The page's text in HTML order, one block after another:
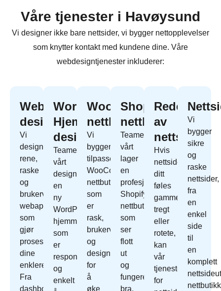
Våre tjenester i Havøysund
Vi designer ikke bare nettsider, vi bygger nettopplevelser
som knytter kontakt med kundene dine. Våre
webdesigntjenester inkluderer:
Webapp
design
Vi
designer
rene,
raske
og
brukervennlige
webapper
som
gjør
prosessene
dine
enklere.
Fra
dashbord
WordPress
Hjemmeside
design
Teamet
vårt
designer
en
ny
WordPress
hjemmeside
som
er
responsivt
og
enkelt
WooCommerce
nettbutikk
Vi
bygger
tilpassede
WooCommerce
nettbutikk
som
er
rask,
brukervennlig
og
designet
for
å
øke
Shopify
nettbutikk
Teamet
vårt
lager
en
profesjonell
Shopify
nettbutikk
som
ser
flott
ut
og
fungerer
bra.
Redesign
av
nettside
Hvis
nettside
ditt
føles
gammelt,
tregt
eller
rotete,
kan
vår
tjeneste
for
Vi
bygger
sikre
og
raske
nettsider,
fra
en
enkel
side
til
en
komplett